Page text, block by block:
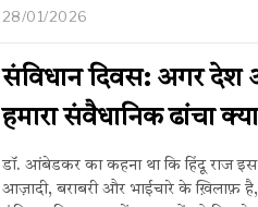
28/01/2026
संविधान दिवस: अगर देश
हमारा संवैधानिक ढांचा
डॉ. आंबेडकर का कहना था कि हिंदू राज इस
आज़ादी, बराबरी और भाईचारे के ख़िलाफ़